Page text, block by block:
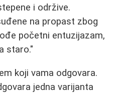
i održive.
na propast zbog
početni entuzijazam,
staro."
koji vama odgovara.
jedna varijanta